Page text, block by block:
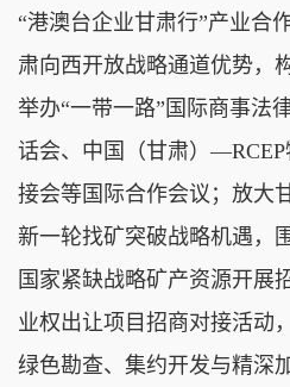
“港澳台企业甘肃行”产业合
肃向西开放战略通道优势，
举办“一带一路”国际商事法
话会、中国（甘肃）
接会等国际合作会议；放大
新一轮找矿突破战略机遇，
国家紧缺战略矿产资源开展
业权出让项目招商对接活动
绿色勘查、集约开发与精深